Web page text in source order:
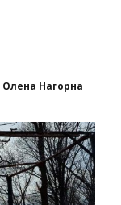
Олена Нагорна